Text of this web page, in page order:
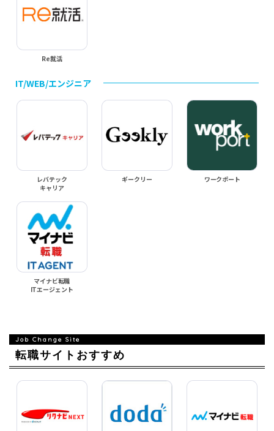
Re就活
IT/WEB/エンジニア
レバテック
キャリア
ギークリー ワークポート
マイナビ転職
ITエージェント
転職サイトおすすめ